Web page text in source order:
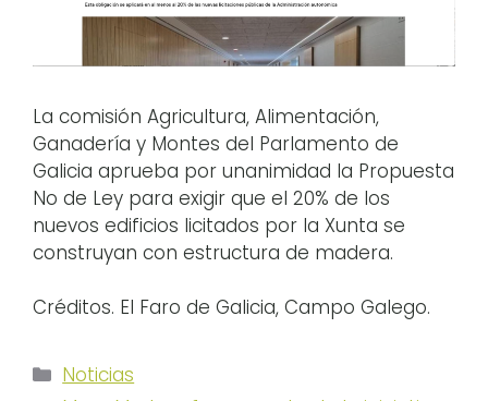
La comisión Agricultura, Alimentación,
Ganadería y Montes del Parlamento de
Galicia aprueba por unanimidad la Propuesta
No de Ley para exigir que el 20% de los
nuevos edificios licitados por la Xunta se
construyan con estructura de madera.
Créditos. El Faro de Galicia, Campo Galego.
Categorías
Noticias